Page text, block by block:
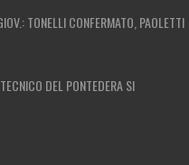
TONELLI CONFERMATO, PAOLETTI
DEL PONTEDERA SI